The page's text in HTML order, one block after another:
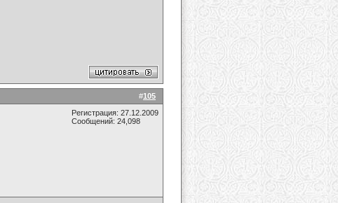
#105
Регистрация: 27.12.2009
Сообщений: 24,098